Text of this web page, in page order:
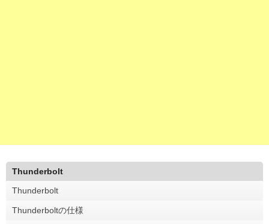
Thunderbolt
Thunderbolt
Thunderboltの仕様